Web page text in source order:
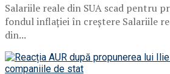
Salariile reale din SUA scad pentru
fondul inflației în creștere Salariile
din...